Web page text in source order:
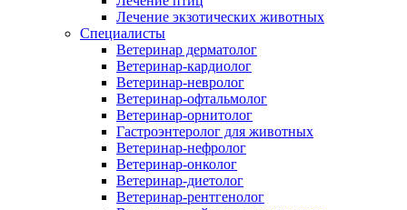
Лечение экзотических животных
Специалисты
Ветеринар дерматолог
Ветеринар-кардиолог
Ветеринар-невролог
Ветеринар-офтальмолог
Ветеринар-орнитолог
Гастроэнтеролог для животных
Ветеринар-нефролог
Ветеринар-онколог
Ветеринар-диетолог
Ветеринар-рентгенолог